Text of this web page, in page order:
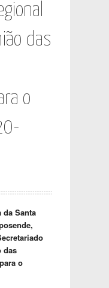
das
o
Santa
das
o